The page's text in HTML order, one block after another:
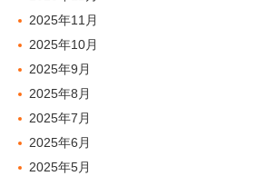
2025年11月
2025年10月
2025年9月
2025年8月
2025年7月
2025年6月
2025年5月